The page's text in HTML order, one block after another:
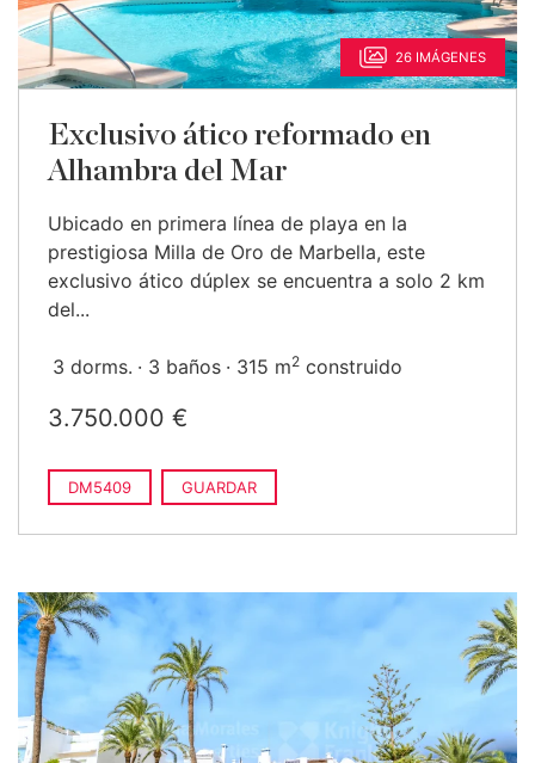
26 IMÁGENES
Exclusivo ático reformado en
Alhambra del Mar
Ubicado en primera línea de playa en la
prestigiosa Milla de Oro de Marbella, este
exclusivo ático dúplex se encuentra a solo 2 km
del...
3 dorms. 3 baños 315 m2 construido
3.750.000 €
DM5409 GUARDAR